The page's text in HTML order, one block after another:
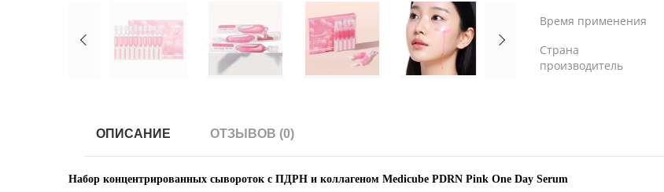
Время применения
Страна
производитель
ОПИСАНИЕ ОТЗЫВОВ (0)
Набор концентрированных сывороток с ПДРН и коллагеном Medicube PDRN Pink One Day Serum